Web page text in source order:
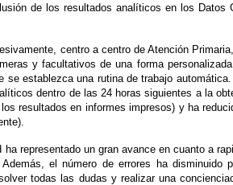
de los resultados analíticos en los Datos
centro a centro de Atención
y facultativos de una forma
establezca una rutina de trabajo
dentro de las 24 horas siguientes a la
resultados en informes impresos) y ha
representado un gran avance en cuanto a
el número de errores ha disminuido
todas las dudas y realizar una